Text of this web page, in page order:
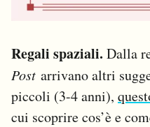
Regali spaziali. Dalla
Post arrivano altri
piccoli (3-4 anni),
cui scoprire cos’è e